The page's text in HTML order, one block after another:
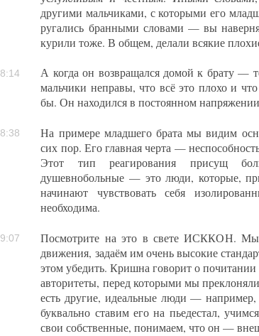
другими мальчиками, с которыми его
ругались бранными словами — вы
курили тоже. В общем, делали всякие
А когда он возвращался домой к брату —
мальчики неправы, что всё это плохо и
бы. Он находился в постоянном
На примере младшего брата мы видим
сих пор. Его главная черта —
Этот тип реагирования присущ
душевнобольные — это люди, которые,
начинают чувствовать себя
необходима.
Посмотрите на это в свете ИСККОН. Мы
движения, задаём им очень высокие
этом убедить. Кришна говорит о
авторитеты, перед которыми мы
есть другие, идеальные люди —
буквально ставим его на пьедестал,
свои собственные, понимаем, что он —